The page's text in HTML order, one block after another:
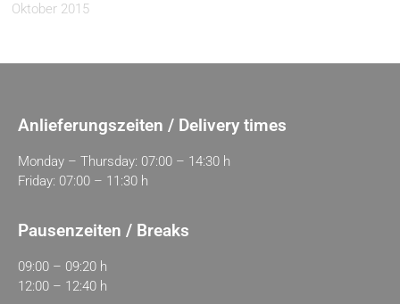
Oktober 2015
Anlieferungszeiten / Delivery times
Monday – Thursday: 07:00 – 14:30 h
Friday: 07:00 – 11:30 h
Pausenzeiten / Breaks
09:00 – 09:20 h
12:00 – 12:40 h